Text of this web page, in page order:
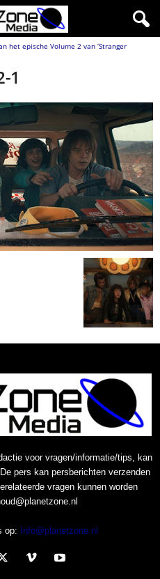
het epische Volume 2 van ‘Stranger
1
voor vragen/informatie/tips, kan
pers kan persberichten verzenden
vragen kunnen worden
op: Info@planetzone.nl